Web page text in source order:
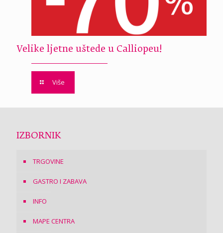
Velike ljetne uštede u Calliopeu!
Više
IZBORNIK
TRGOVINE
GASTRO I ZABAVA
INFO
MAPE CENTRA